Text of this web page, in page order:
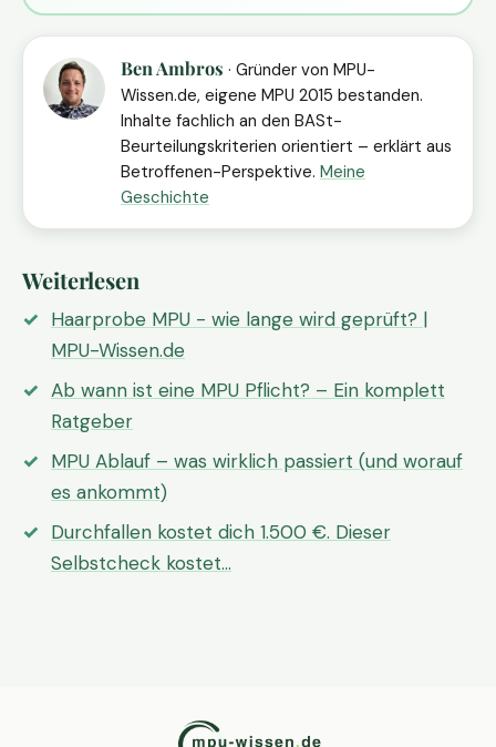
Ben Ambros · Gründer von MPU-
Wissen.de, eigene MPU 2015 bestanden.
Inhalte fachlich an den BASt-
Beurteilungskriterien orientiert – erklärt aus
Betroffenen-Perspektive. Meine
Geschichte
Weiterlesen
Haarprobe MPU - wie lange wird geprüft? |
MPU-Wissen.de
Ab wann ist eine MPU Pflicht? – Ein komplett
Ratgeber
MPU Ablauf – was wirklich passiert (und worauf
es ankommt)
Durchfallen kostet dich 1.500 €. Dieser
Selbstcheck kostet…